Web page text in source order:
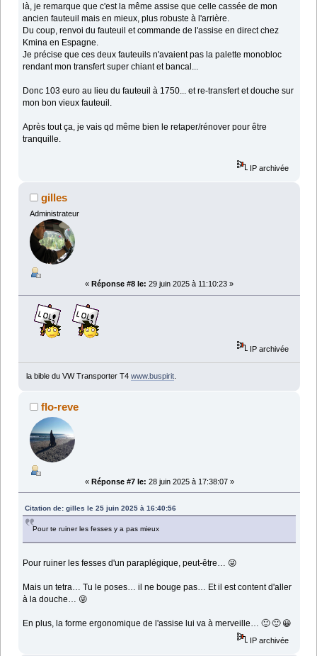
là, je remarque que c'est la même assise que celle cassée de mon
ancien fauteuil mais en mieux, plus robuste à l'arrière.
Du coup, renvoi du fauteuil et commande de l'assise en direct chez
Kmina en Espagne.
Je précise que ces deux fauteuils n'avaient pas la palette monobloc
rendant mon transfert super chiant et bancal...
Donc 103 euro au lieu du fauteuil à 1750... et re-transfert et douche sur
mon bon vieux fauteuil.
Après tout ça, je vais qd même bien le retaper/rénover pour être
tranquille.
IP archivée
gilles
Administrateur
« Réponse #8 le: 29 juin 2025 à 11:10:23 »
IP archivée
la bible du VW Transporter T4 www.buspirit.
flo-reve
« Réponse #7 le: 28 juin 2025 à 17:38:07 »
Citation de: gilles le 25 juin 2025 à 16:40:56
Pour te ruiner les fesses y a pas mieux
Pour ruiner les fesses d'un paraplégique, peut-être… 😜
Mais un tetra… Tu le poses… il ne bouge pas… Et il est content d'aller
à la douche… 😜
En plus, la forme ergonomique de l'assise lui va à merveille… 🙂 🙂 😀
IP archivée